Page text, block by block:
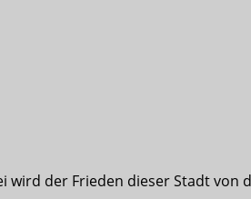
wird der Frieden dieser Stadt von